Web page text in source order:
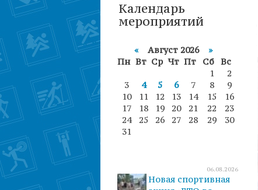
Календарь
мероприятий
«Август 2026 »
Пн Вт Ср Чт Пт Сб Вс
1
2
3
4 5 6 7 8
9
10
11 12 13 14 15
16
17
18 19 20 21 22
23
24
25 26 27 28 29
30
31
06.08.2026
Новая спортивная